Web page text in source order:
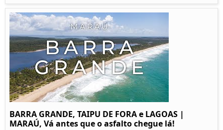
BARRA GRANDE, TAIPU DE FORA e LAGOAS |
MARAÚ, Vá antes que o asfalto chegue lá!